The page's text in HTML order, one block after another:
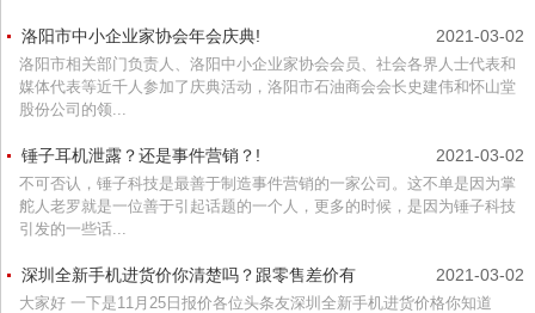
2021-03-02
洛阳市中小企业家协会年会庆典!
洛阳市相关部门负责人、洛阳中小企业家协会会员、社会各界人士代表和
媒体代表等近千人参加了庆典活动，洛阳市石油商会会长史建伟和怀山堂
股份公司的领...
2021-03-02
锤子耳机泄露？还是事件营销？!
不可否认，锤子科技是最善于制造事件营销的一家公司。这不单是因为掌
舵人老罗就是一位善于引起话题的一个人，更多的时候，是因为锤子科技
引发的一些话...
2021-03-02
深圳全新手机进货价你清楚吗？跟零售差价有
大家好 一下是11月25日报价各位头条友深圳全新手机进货价格你知道